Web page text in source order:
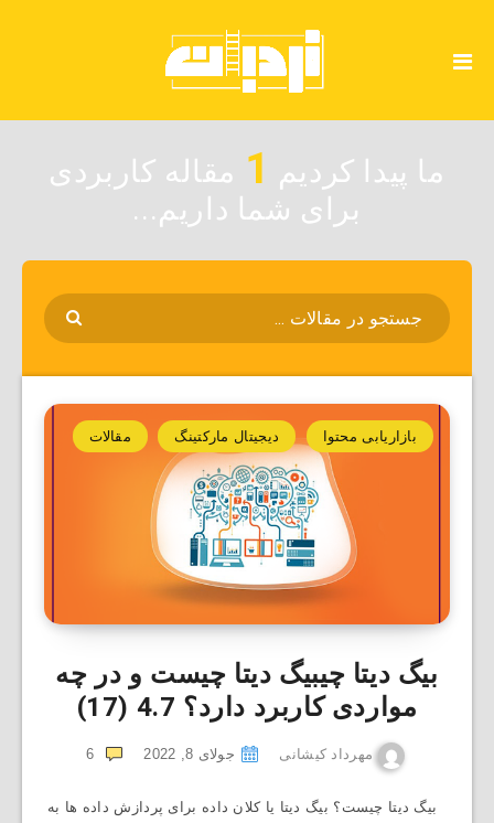
ما پیدا کردیم 1 مقاله کاربردی
برای شما داریم...
بازاریابی محتوا دیجیتال مارکتینگ مقالات
بیگ دیتا چیبیگ دیتا چیست و در چه
مواردی کاربرد دارد؟ 4.7 (17)
مهرداد کیشانی جولای 8, 2022 6
بیگ دیتا چیست؟ بیگ دیتا یا کلان داده برای پردازش داده‌ ها به